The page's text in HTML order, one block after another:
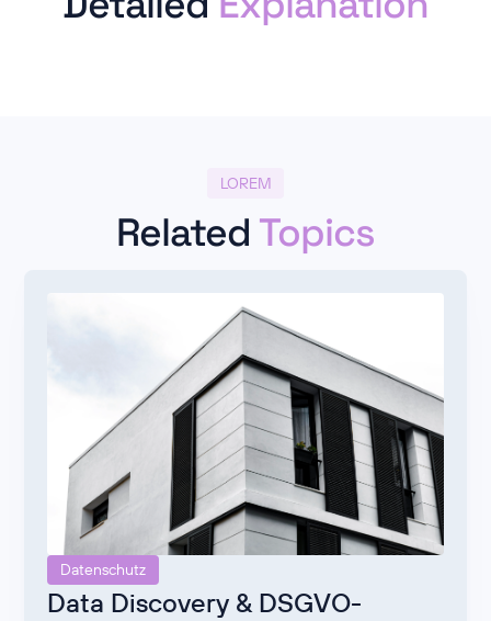
LOREM
Related Topics
Datenschutz
Data Discovery & DSGVO-